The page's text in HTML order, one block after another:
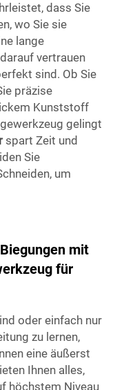
dass Sie
wo Sie sie
lange
vertrauen
sind. Ob Sie
präzise
Kunststoff
gelingt
spart Zeit und
Sie
um
mit
für
oder einfach nur
zu lernen,
eine äußerst
Ihnen alles,
höchstem Niveau